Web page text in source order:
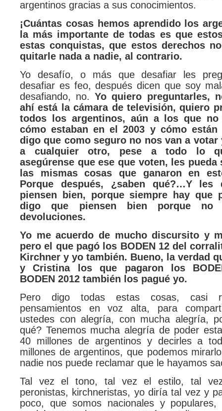
argentinos gracias a sus conocimientos.
¡Cuántas cosas hemos aprendido los
la más importante de todas es que
estas conquistas, que estos derechos
quitarle nada a nadie, al contrario.
Yo desafío, o más que desafiar les
desafiar es feo, después dicen que soy
desafiando, no.Yo quiero preguntarles,
ahí está la cámara de televisión, quiero
todos los argentinos, aún a los que no
cómo estaban en el 2003 y cómo están
digo que como seguro no nos van a votar
a cualquier otro, pese a todo lo
asegúrense que ese que voten, les pueda
las mismas cosas que ganaron en
Porque después, ¿saben qué?…Y
piensen bien, porque siempre hay que
digo que piensen bien porque no
devoluciones.
Yo me acuerdo de mucho discursito y
pero el que pagó los BODEN 12 del
Kirchner y yo también. Bueno, la verdad
y Cristina los que pagaron los
BODEN 2012 también los pagué yo.
Pero digo todas estas cosas, casi
pensamientos en voz alta, para
ustedes con alegría, con mucha alegría,
qué? Tenemos mucha alegría de poder
40 millones de argentinos y decirles a
millones de argentinos, que podemos
nadie nos puede reclamar que le hayamos
Tal vez el tono, tal vez el estilo, tal
peronistas, kirchneristas, yo diría tal vez y
poco, que somos nacionales y